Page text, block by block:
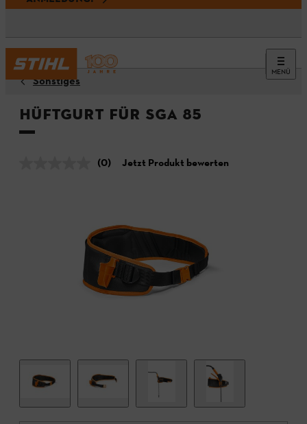
MENÜ
Sonstiges
Hüftgurt für SGA 85
(0) Jetzt Produkt bewerten